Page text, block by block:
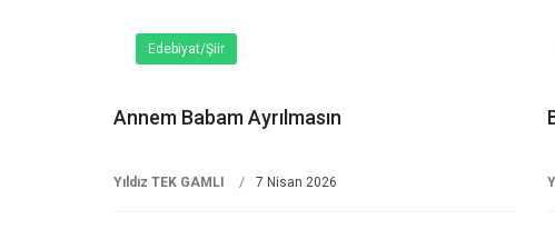
Edebiyat/Şiir
Annem Babam Ayrılmasın
Yıldız TEK GAMLI 7 Nisan 2026